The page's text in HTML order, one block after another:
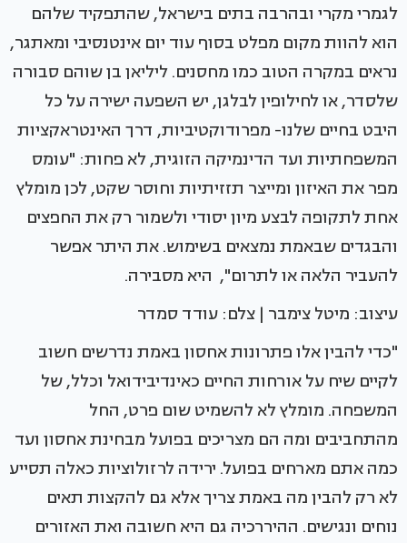
לגמרי מקרי ובהרבה בתים בישראל, שהתפקיד שלהם
הוא להוות מקום מפלט בסוף עוד יום אינטנסיבי ומאתגר,
נראים במקרה הטוב כמו מחסנים. ליליאן בן שוהם סבורה
שלסדר, או לחילופין לבלגן, יש השפעה ישירה על כל
היבט בחיים שלנו- מפרודוקטיביות, דרך האינטראקציות
המשפחתיות ועד הדינמיקה הזוגית, לא פחות: "עומס
מפר את האיזון ומייצר תזזיתיות וחוסר שקט, לכן מומלץ
אחת לתקופה לבצע מיון יסודי ולשמור רק את החפצים
והבגדים שבאמת נמצאים בשימוש. את היתר אפשר
להעביר הלאה או לתרום", היא מסבירה.
עיצוב: מיטל צימבר | צלם: עודד סמדר
"כדי להבין אלו פתרונות אחסון באמת נדרשים חשוב
לקיים שיח על אורחות החיים כאינדיבידואל וכלל, של
המשפחה. מומלץ לא להשמיט שום פרט, החל
מהתחביבים ומה הם מצריכים בפועל מבחינת אחסון ועד
כמה אתם מארחים בפועל. ירידה לרזולוציות כאלה תסייע
לא רק להבין מה באמת צריך אלא גם להקצות תאים
נוחים ונגישים. ההיררכיה גם היא חשובה ואת האזורים